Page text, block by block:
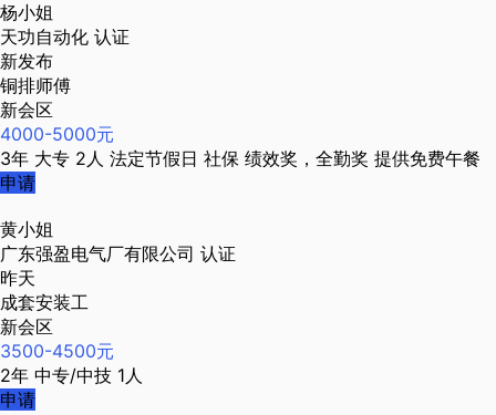
杨小姐
天功自动化 认证
新发布
铜排师傅
新会区
4000-5000元
3年 大专 2人 法定节假日 社保 绩效奖，全勤奖 提供免费午餐
申请
黄小姐
广东强盈电气厂有限公司 认证
昨天
成套安装工
新会区
3500-4500元
2年 中专/中技 1人
申请